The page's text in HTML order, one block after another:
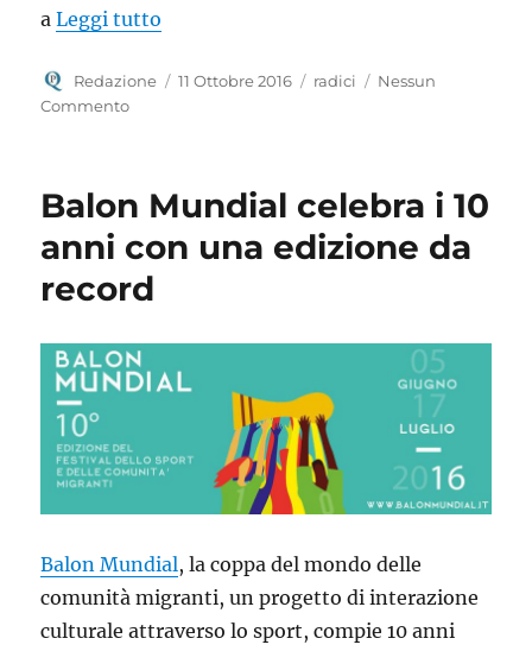
aLeggi tutto
Autore
Redazione
Pubblicato
11 Ottobre 2016 Tag
radici
Nessun
Commento
Balon Mundial celebra i 10
anni con una edizione da
record
Balon Mundial, la coppa del mondo delle
comunità migranti, un progetto di interazione
culturale attraverso lo sport, compie 10 anni